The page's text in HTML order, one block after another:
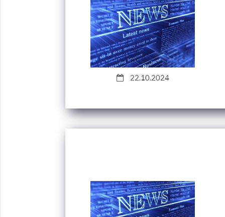
22.10.2024